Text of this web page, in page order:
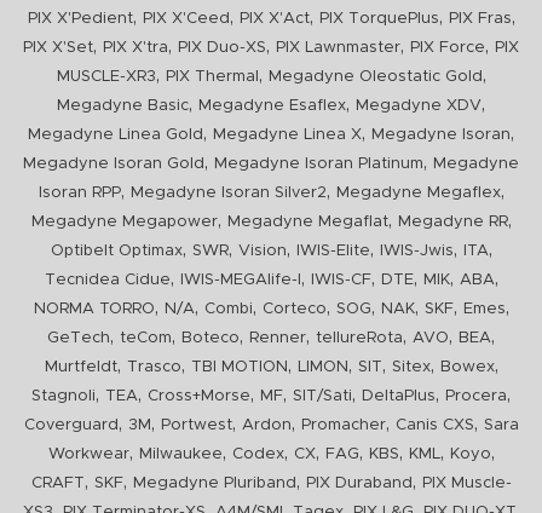
PIX X'Pedient, PIX X'Ceed , PIX X'Act, PIX TorquePlus, PIX Fras,
PIX X'Set, PIX X'tra, PIX Duo-XS, PIX Lawnmaster, PIX Force,
PIX
MUSCLE-XR3, PIX Thermal , Megadyne Oleostatic Gold ,
Megadyne Basic, Megadyne Esaflex, Megadyne XDV,
Megadyne Linea Gold , Megadyne Linea X, Megadyne Isoran,
Megadyne Isoran Gold , Megadyne Isoran Platinum,
Megadyne
Isoran RPP, Megadyne Isoran Silver2, Megadyne Megaflex,
Megadyne Megapower, Megadyne Megaflat, Megadyne RR,
Optibelt Optimax, SWR, Vision, IWIS-Elite, IWIS-Jwis, ITA,
Tecnidea Cidue, IWIS-MEGAlife-I , IWIS-CF, DTE, MIK, ABA,
NORMA TORRO, N/A, Combi, Corteco, SOG, NAK, SKF, Emes,
GeTech, teCom, Boteco, Renner, tellureRota, AVO, BEA,
Murtfeldt, Trasco, TBI MOTION , LIMON , SIT, Sitex, Bowex,
Stagnoli, TEA, Cross+Morse, MF, SIT/Sati, DeltaPlus, Procera,
Coverguard , 3M , Portwest, Ardon, Promacher, Canis CXS, Sara
Workwear, Milwaukee, Codex, CX, FAG, KBS, KML, Koyo,
CRAFT, SKF, Megadyne Pluriband , PIX Duraband ,
PIX Muscle-